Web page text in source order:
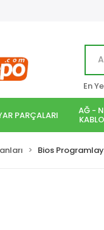
En
PARÇALARI AĞ -
Bios